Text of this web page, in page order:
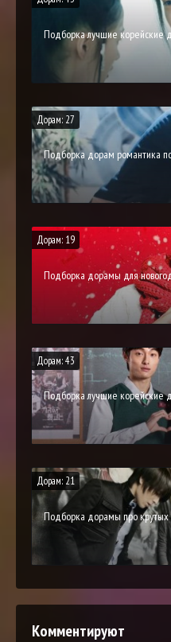
Подборка лучшие
Дорам: 27
Подборка дорам романтика
Дорам: 19
Подборка дорамы для
Дорам: 43
Подборка лучшие корейские
Дорам: 21
Подборка дорамы про крутых
Комментируют